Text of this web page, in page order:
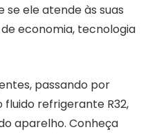
se ele atende às suas
economia, tecnologia
passando por
refrigerante R32,
aparelho. Conheça